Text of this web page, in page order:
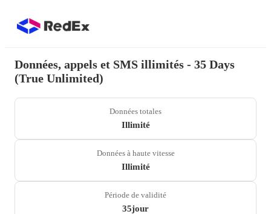
Données, appels et SMS illimités - 35 Days
(True Unlimited)
Données totales
Illimité
Données à haute vitesse
Illimité
Période de validité
35jour